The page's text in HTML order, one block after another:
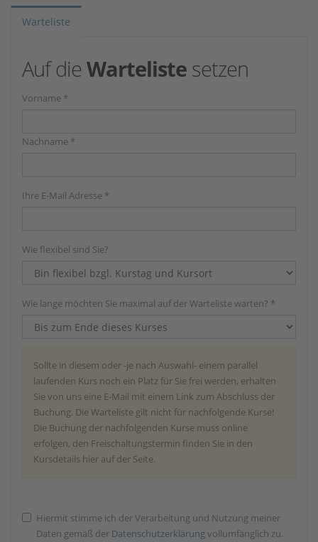
Warteliste
Auf die Warteliste setzen
Vorname *
Nachname *
Ihre E-Mail Adresse *
Wie flexibel sind Sie?
Wie lange möchten Sie maximal auf der Warteliste warten? *
Sollte in diesem oder -je nach Auswahl- einem parallel
laufenden Kurs noch ein Platz für Sie frei werden, erhalten
Sie von uns eine E-Mail mit einem Link zum Abschluss der
Buchung. Die Warteliste gilt nicht für nachfolgende Kurse!
Die Buchung der nachfolgenden Kurse muss online
erfolgen, den Freischaltungstermin finden Sie in den
Kursdetails hier auf der Seite.
Hiermit stimme ich der Verarbeitung und Nutzung meiner
Daten gemäß der Datenschutzerklärungvollumfänglich zu.